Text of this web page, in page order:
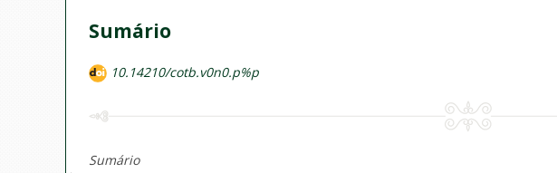
Sumário
10.14210/cotb.v0n0.p%p
Sumário